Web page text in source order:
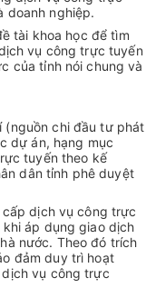
doanh nghiệp.
tài khoa học để tìm
vụ công trực tuyến
của tỉnh nói chung và
(nguồn chi đầu tư phát
dự án, hạng mục
tuyến theo kế
dân tỉnh phê duyệt
dịch vụ công trực
áp dụng giao dịch
nước. Theo đó trích
đảm duy trì hoạt
vụ công trực